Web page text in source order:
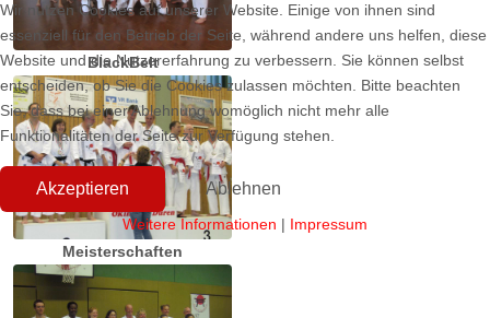
BlackBelt
Meisterschaften
Wir nutzen Cookies auf unserer Website. Einige von ihnen sind
essenziell für den Betrieb der Seite, während andere uns helfen, diese
Website und die Nutzererfahrung zu verbessern. Sie können selbst
entscheiden, ob Sie die Cookies zulassen möchten. Bitte beachten
Sie, dass bei einer Ablehnung womöglich nicht mehr alle
Funktionalitäten der Seite zur Verfügung stehen.
Akzeptieren Ablehnen
Weitere Informationen | Impressum